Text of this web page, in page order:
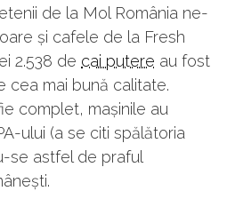
de la Mol România ne-
și cafele de la Fresh
2.538 de cai putere au fost
cea mai bună calitate.
complet, mașinile au
ului (a se citi spălătoria
se astfel de praful